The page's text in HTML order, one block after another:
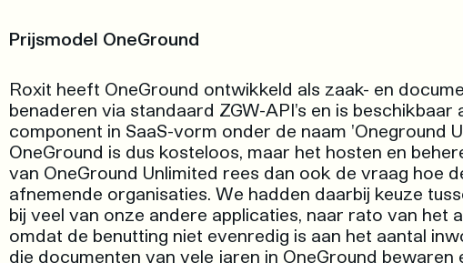
Prijsmodel OneGround
Roxit heeft OneGround ontwikkeld als zaak- en
benaderen via standaard ZGW-API's en is
component in SaaS-vorm onder de naam 'Oneground
OneGround is dus kosteloos, maar het hosten en
van OneGround Unlimited rees dan ook de vraag hoe
afnemende organisaties. We hadden daarbij keuze
bij veel van onze andere applicaties, naar rato van het
omdat de benutting niet evenredig is aan het aantal
die documenten van vele jaren in OneGround